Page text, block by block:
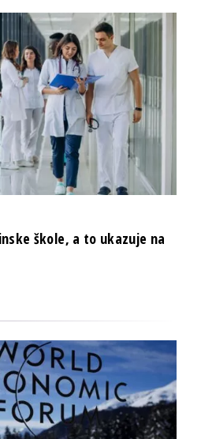
škole, a to ukazuje na